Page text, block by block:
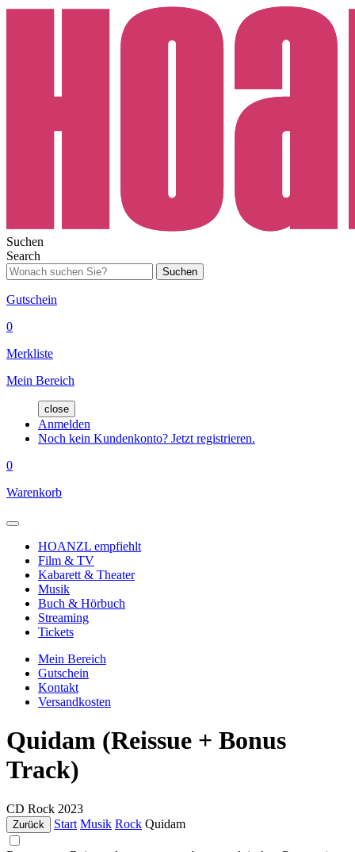
Suchen
Search
Suchen
Gutschein
0
Merkliste
Mein Bereich
close
Anmelden
Noch kein Kundenkonto? Jetzt registrieren.
0
Warenkorb
HOANZL empfiehlt
Film & TV
Kabarett & Theater
Musik
Buch & Hörbuch
Streaming
Tickets
Mein Bereich
Gutschein
Kontakt
Versandkosten
Quidam (Reissue + Bonus
Track)
CD Rock 2023
Zurück Start Musik Rock Quidam